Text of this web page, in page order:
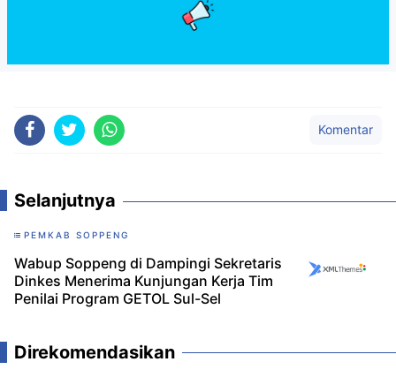
Komentar
Selanjutnya
PEMKAB SOPPENG
Wabup Soppeng di Dampingi Sekretaris
Dinkes Menerima Kunjungan Kerja Tim
Penilai Program GETOL Sul-Sel
Direkomendasikan